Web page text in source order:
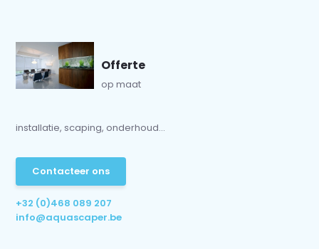
Offerte
op maat
installatie, scaping, onderhoud...
Contacteer ons
+32 (0)468 089 207
info@aquascaper.be